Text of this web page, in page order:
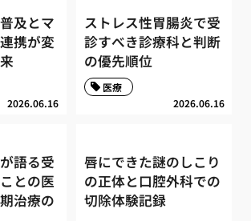
及とマ
携が変
2026.06.16
ストレス性胃腸炎で受
診すべき診療科と判断
の優先順位
2026.06.16
医療
語る受
との医
治療の
唇にできた謎のしこり
の正体と口腔外科での
切除体験記録